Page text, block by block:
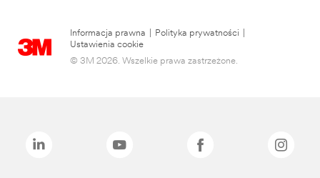
Informacja prawna Polityka prywatności
Ustawienia cookie
© 3M 2026. Wszelkie prawa zastrzeżone.